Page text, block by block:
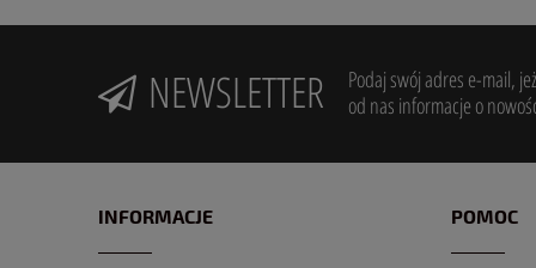
NEWSLETTER
Podaj swój adres e-mail,
od nas informacje o
INFORMACJE POMOC